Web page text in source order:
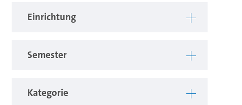
Einrichtung
Semester
Kategorie